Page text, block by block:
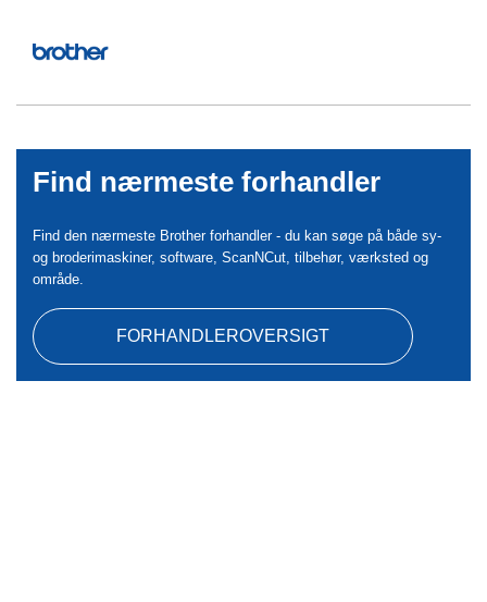
Find nærmeste forhandler
Find den nærmeste Brother forhandler - du kan søge på både sy-
og broderimaskiner, software, ScanNCut, tilbehør, værksted og
område.
FORHANDLEROVERSIGT